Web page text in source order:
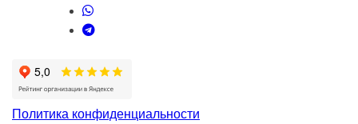
Политика конфиденциальности